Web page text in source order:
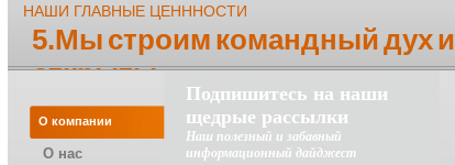
НАШИ ГЛАВНЫЕ ЦЕНННОСТИ
5.Мы строим командный дух и
открыты
О компании
О нас
Как делать покупки
Как заказать и
Подпишитесь на наши
щедрые рассылки
Наш полезный и забавный
информационный дайджест